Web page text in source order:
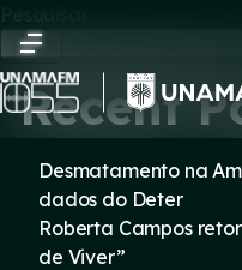
content
Pesquisar
Recent
Desmatamento na
dados do Deter
Roberta Campos
de Viver”